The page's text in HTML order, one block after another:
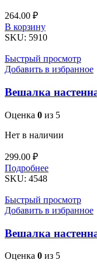
264.00 ₽
Количество
товара
настенная
мет.ВН-3
(284*188)
В корзину
SKU: 5910
Быстрый просмотр
Добавить в избранное
Вешалка
Оценка 0 из 5
Нет в наличии
299.00 ₽
Подробнее
SKU: 4548
Быстрый просмотр
Добавить в избранное
Вешалка
Оценка 0 из 5